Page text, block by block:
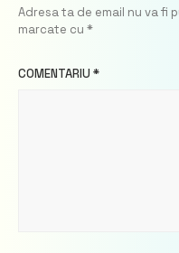
Adresa ta de email nu va fi
marcate cu *
COMENTARIU *